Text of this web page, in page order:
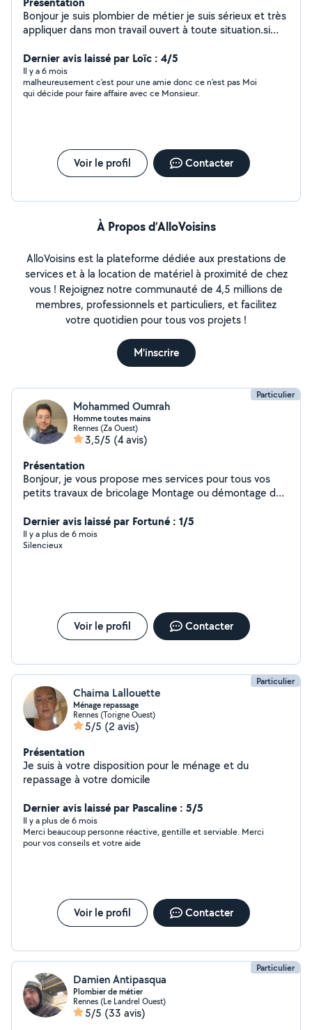
Bonjour je suis plombier de métier je suis sérieux et très
appliquer dans mon travail ouvert à toute situation.si
laissez un message.
Dernier avis laissé par Loïc : 4/5
Il y a 6 mois
malheureusement c'est pour une amie donc ce n'est pas Moi
qui décide pour faire affaire avec ce Monsieur.
Voir le profil Contacter
À Propos d’AlloVoisins
AlloVoisins est la plateforme dédiée aux prestations de
services et à la location de matériel à proximité de chez
vous ! Rejoignez notre communauté de 4,5 millions de
membres, professionnels et particuliers, et facilitez
votre quotidien pour tous vos projets !
M'inscrire
Particulier
Mohammed Oumrah
Homme toutes mains
Rennes (Za Ouest)
3,5/5 (4 avis)
Présentation
Bonjour, je vous propose mes services pour tous vos
petits travaux de bricolage Montage ou démontage de
barres de rideaux, support TV Pose de lustre et
appliques Changement interrupteurs et prises, poignées
porte, serrures Pose parquet, lavabo, mitigeur Peinture
Dernier avis laissé par Fortuné : 1/5
Il y a plus de 6 mois
Silencieux
Voir le profil Contacter
Particulier
Chaima Lallouette
Ménage repassage
Rennes (Torigne Ouest)
5/5 (2 avis)
Présentation
Je suis à votre disposition pour le ménage et du
repassage à votre domicile
Dernier avis laissé par Pascaline : 5/5
Il y a plus de 6 mois
Merci beaucoup personne réactive, gentille et serviable. Merci
pour vos conseils et votre aide
Voir le profil Contacter
Particulier
Damien Antipasqua
Plombier de métier
Rennes (Le Landrel Ouest)
5/5 (33 avis)